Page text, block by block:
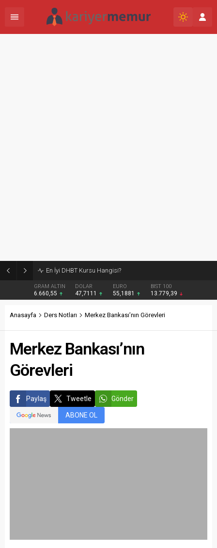
Burcular Pen — Sakarya’da doğru sistem, temiz montaj
GRAM ALTIN
6.660,55
DOLAR
47,7111
EURO
55,1881
BIST 100
13.779,39
Anasayfa Ders Notları Merkez Bankası’nın Görevleri
Merkez Bankası’nın
Görevleri
Paylaş Tweetle Gönder
ABONE OL